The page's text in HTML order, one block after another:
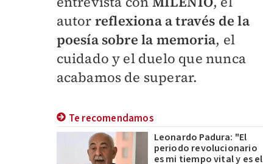
autor reflexiona a través de la
poesía sobre la memoria, el
cuidado y el duelo que nunca
acabamos de superar.
Te recomendamos
Leonardo Padura: "El
periodo revolucionario
es mi tiempo vital y es el